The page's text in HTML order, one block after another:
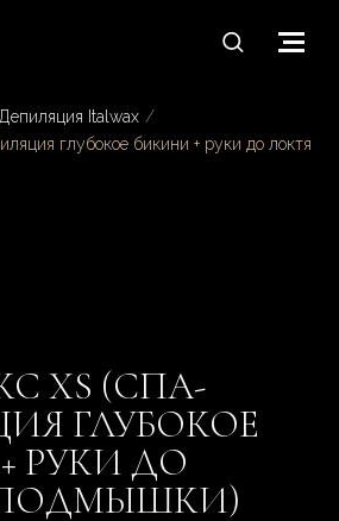
Депиляция Italwax /
глубокое бикини + руки до локтя
XS (СПА-
ГЛУБОКОЕ
РУКИ ДО
ПОДМЫШКИ)